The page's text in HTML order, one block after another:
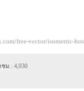
free-vector/isometric-
ชม : 4,030